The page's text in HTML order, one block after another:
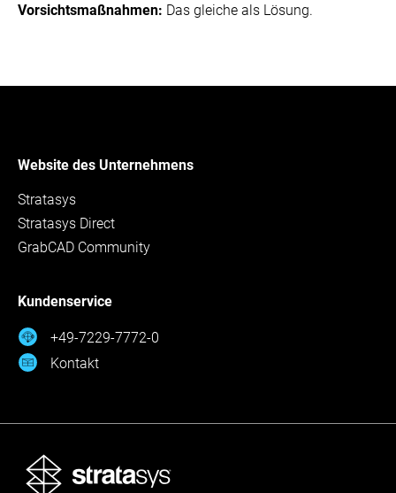
Vorsichtsmaßnahmen: Das gleiche als Lösung.
Website des Unternehmens
Stratasys
Stratasys Direct
GrabCAD Community
Kundenservice
+49-7229-7772-0
Kontakt